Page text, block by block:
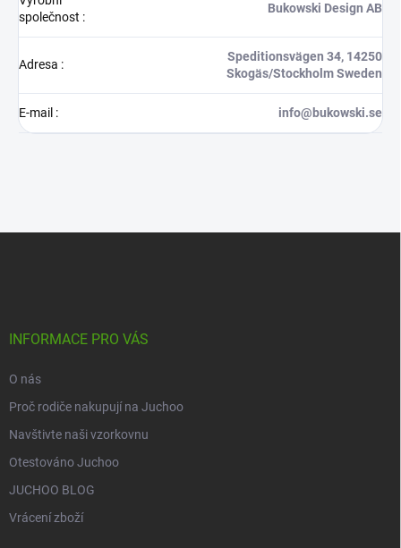
společnost :
Bukowski Design AB
Adresa :
Speditionsvägen 34, 14250
Skogäs/Stockholm Sweden
E-mail : info@bukowski.se
INFORMACE PRO VÁS
O nás
Proč rodiče nakupují na Juchoo
Navštivte naši vzorkovnu
Otestováno Juchoo
JUCHOO BLOG
Vrácení zboží